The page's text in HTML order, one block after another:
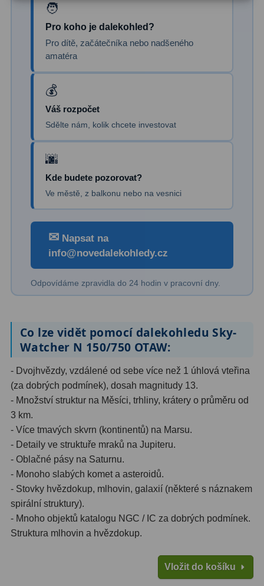
Digitální10
Příslušenství mikroskopů16
Kamery3
Preparáty
Sklíčka8
Meteostanice
Domácí
Profesionální9
Čidla
Teploměry a vlhkoměry15
Ostatní179
Literatura11
Lupy69
Kufry a tašky64
Ostatní6
Bazar11
Dalekohledy
Pro koho je dalekohled?
Pro dítě, začátečníka nebo nadšeného
amatéra
Váš rozpočet
Sdělte nám, kolik chcete investovat
Kde budete pozorovat?
Ve městě, z balkonu nebo na vesnici
✉ Napsat na
info@novedalekohledy.cz
Odpovídáme zpravidla do 24 hodin v pracovní dny.
Co lze vidět pomocí dalekohledu Sky-
Watcher N 150/750 OTAW:
- Dvojhvězdy, vzdálené od sebe více než 1 úhlová vteřina
(za dobrých podmínek), dosah magnitudy 13.
- Množství struktur na Měsíci, trhliny, krátery o průměru od
3 km.
- Více tmavých skvrn (kontinentů) na Marsu.
- Detaily ve struktuře mraků na Jupiteru.
- Oblačné pásy na Saturnu.
- Monoho slabých komet a asteroidů.
- Stovky hvězdokup, mlhovin, galaxií (některé s náznakem
spirální struktury).
- Mnoho objektů katalogu NGC / IC za dobrých podmínek.
Struktura mlhovin a hvězdokup.
Vložit do košíku